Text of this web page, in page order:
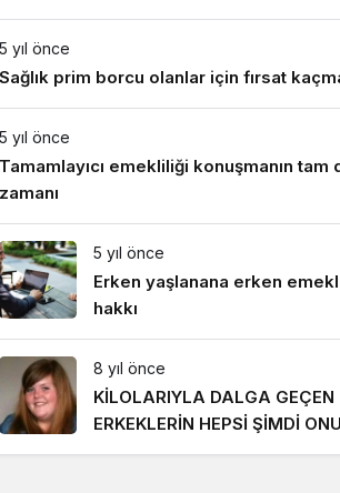
818 TL oldu
5 yıl önce
Sağlık prim borcu olanlar için fırsat
5 yıl önce
Tamamlayıcı emekliliği konuşmanın tam
zamanı
5 yıl önce
Erken yaşlanana erken
hakkı
8 yıl önce
KİLOLARIYLA DALGA GEÇEN
ERKEKLERİN HEPSİ ŞİMDİ
PEŞİNDE! SON HALİ